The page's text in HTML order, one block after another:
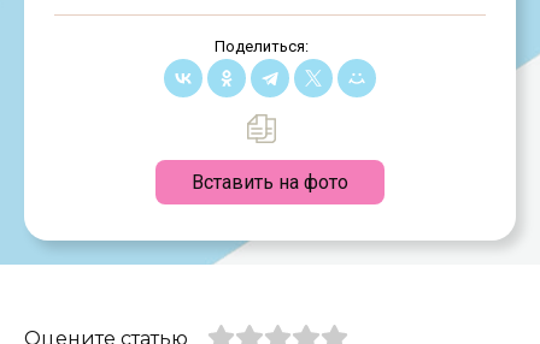
Поделиться:
Вставить на фото
Оцените статью